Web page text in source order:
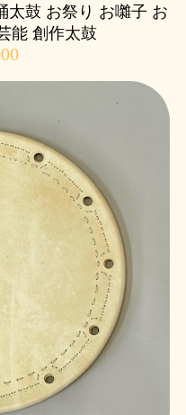
太鼓 お祭り お囃子 お
能 創作太鼓